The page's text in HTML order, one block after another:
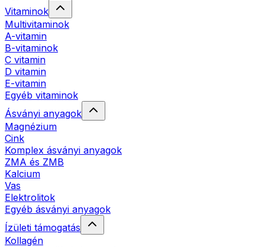
Vitaminok
Multivitaminok
A-vitamin
B-vitaminok
C vitamin
D vitamin
E-vitamin
Egyéb vitaminok
Ásványi anyagok
Magnézium
Cink
Komplex ásványi anyagok
ZMA és ZMB
Kalcium
Vas
Elektrolitok
Egyéb ásványi anyagok
Ízületi támogatás
Kollagén